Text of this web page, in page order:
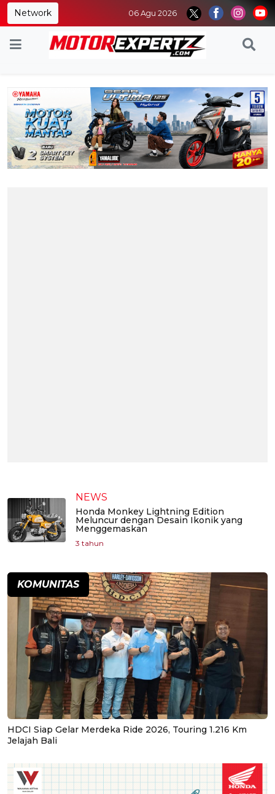
Network 06 Agu 2026
NEWS
Honda Monkey Lightning Edition
Meluncur dengan Desain Ikonik yang
Menggemaskan
3 tahun
KOMUNITAS
HDCI Siap Gelar Merdeka Ride 2026, Touring 1.216 Km
Jelajah Bali